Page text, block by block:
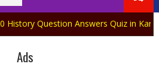
Answers Quiz in Kannada Part-07
Ads